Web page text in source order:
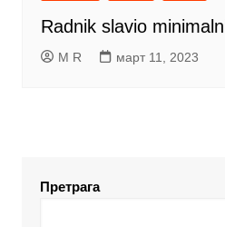
Radnik slavio
M R март 11, 2023
Претрага